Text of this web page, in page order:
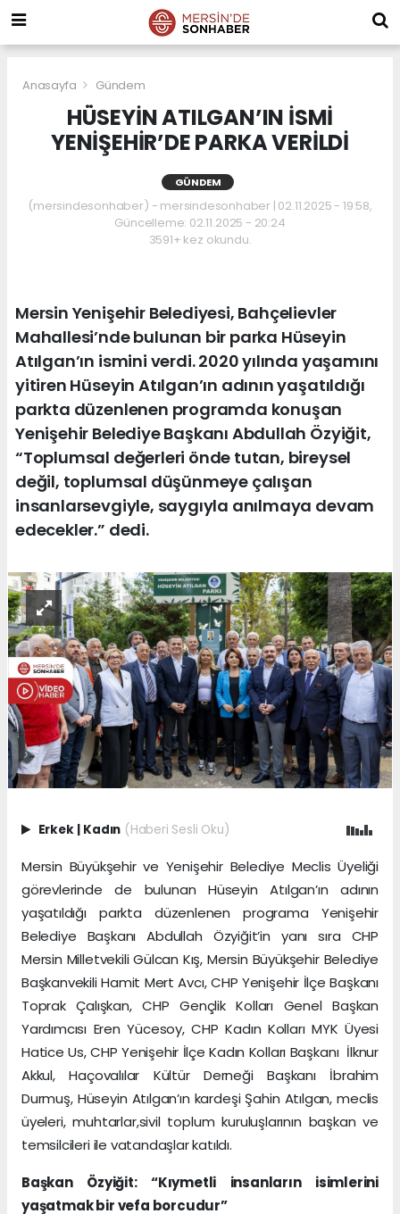
Anasayfa Gündem
HÜSEYİN ATILGAN’IN İSMİ
YENİŞEHİR’DE PARKA VERİLDİ
GÜNDEM
(mersindesonhaber) - mersindesonhaber | 02.11.2025 - 19:58,
Güncelleme: 02.11.2025 - 20:24
3591+ kez okundu.
Mersin Yenişehir Belediyesi, Bahçelievler
Mahallesi’nde bulunan bir parka Hüseyin
Atılgan’ın ismini verdi. 2020 yılında yaşamını
yitiren Hüseyin Atılgan’ın adının yaşatıldığı
parkta düzenlenen programda konuşan
Yenişehir Belediye Başkanı Abdullah Özyiğit,
“Toplumsal değerleri önde tutan, bireysel
değil, toplumsal düşünmeye çalışan
insanlarsevgiyle, saygıyla anılmaya devam
edecekler.” dedi.
Erkek | Kadın (Haberi Sesli Oku)
Mersin Büyükşehir ve Yenişehir Belediye Meclis Üyeliği
görevlerinde de bulunan Hüseyin Atılgan’ın adının
yaşatıldığı parkta düzenlenen programa Yenişehir
Belediye Başkanı Abdullah Özyiğit’in yanı sıra CHP
Mersin Milletvekili Gülcan Kış, Mersin Büyükşehir Belediye
Başkanvekili Hamit Mert Avcı, CHP Yenişehir İlçe Başkanı
Toprak Çalışkan, CHP Gençlik Kolları Genel Başkan
Yardımcısı Eren Yücesoy, CHP Kadın Kolları MYK Üyesi
Hatice Us, CHP Yenişehir İlçe Kadın Kolları Başkanı İlknur
Akkul, Haçovalılar Kültür Derneği Başkanı İbrahim
Durmuş, Hüseyin Atılgan’ın kardeşi Şahin Atılgan, meclis
üyeleri, muhtarlar,sivil toplum kuruluşlarının başkan ve
temsilcileri ile vatandaşlar katıldı.
Başkan Özyiğit: “Kıymetli insanların isimlerini
yaşatmak bir vefa borcudur”